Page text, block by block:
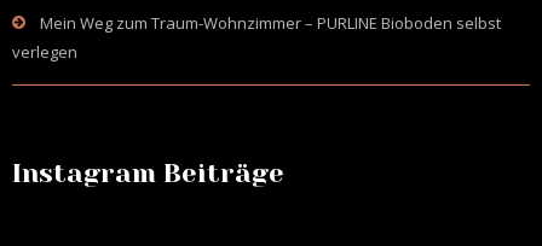
Mein Weg zum Traum-Wohnzimmer – PURLINE Bioboden selbst
verlegen
Instagram Beiträge